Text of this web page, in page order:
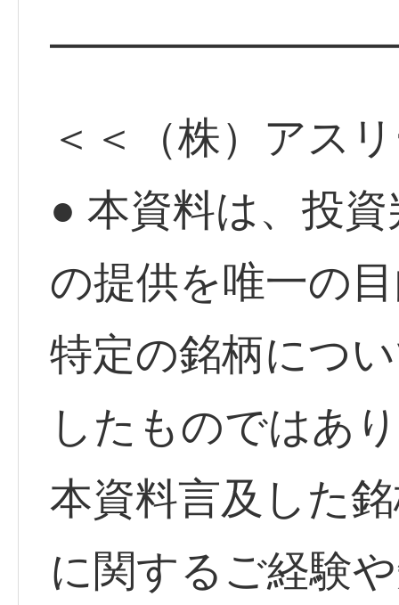
＜＜（株）アス
● 本資料は、投
の提供を唯一の
特定の銘柄につ
したものではあ
本資料言及した
に関するご経験